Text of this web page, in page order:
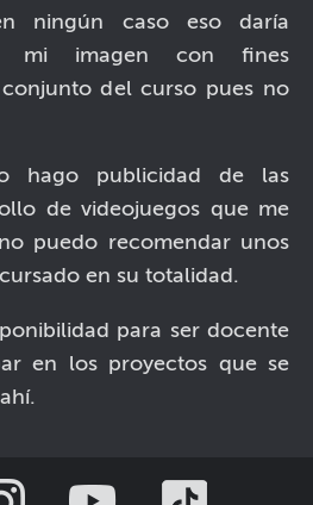
ningún caso eso daría
mi imagen con fines
del curso pues no
hago publicidad de las
de videojuegos que me
puedo recomendar unos
en su totalidad.
para ser docente
en los proyectos que se